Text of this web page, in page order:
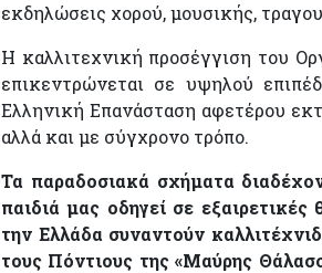
εκδηλώσεις χορού, μουσικής,
Η καλλιτεχνική προσέγγιση του
επικεντρώνεται σε υψηλού
Ελληνική Επανάσταση αφετέρου
αλλά και με σύγχρονο τρόπο.
Τα παραδοσιακά σχήματα
παιδιά μας οδηγεί σε
την Ελλάδα συναντούν
τους Πόντιους της «Μαύρης